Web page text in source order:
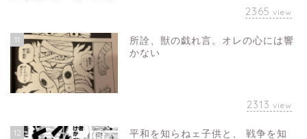
2365 view
11
所詮、獣の戯れ言。オレの心には響
かない
2313 view
12
平和を知らねェ子供と、 戦争を知